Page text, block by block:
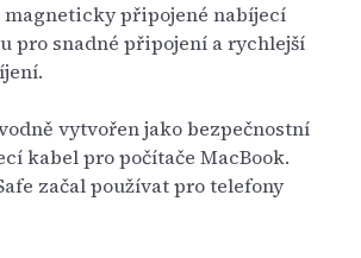
magneticky připojené nabíjecí
pro snadné připojení a rychlejší
vytvořen jako bezpečnostní
kabel pro počítače MacBook.
začal používat pro telefony